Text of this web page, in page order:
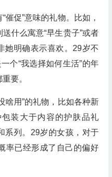
催促”意味的礼物。比如，
什么寓意“早生贵子”或者
她明确表示喜欢。29岁不
个“我选择如何生活”的年
要。
啥用”的礼物，比如各种新
装大于内容的护肤品礼
系列。29岁的女孩，对于
率已经形成了自己的偏好